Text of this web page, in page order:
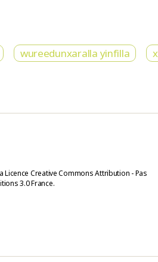
wureedunxaralla yinfilla
Creative Commons Attribution - Pas
3.0 France.